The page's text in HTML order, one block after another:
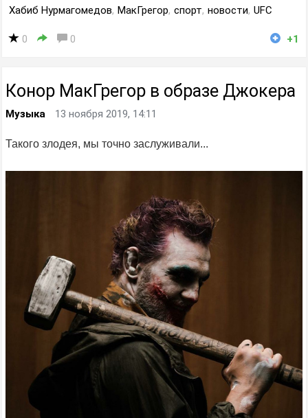
Хабиб Нурмагомедов, МакГрегор, спорт, новости, UFC
0 0 +1
Конор МакГрегор в образе Джокера
Музыка 13 ноября 2019, 14:11
Такого злодея, мы точно заслуживали...